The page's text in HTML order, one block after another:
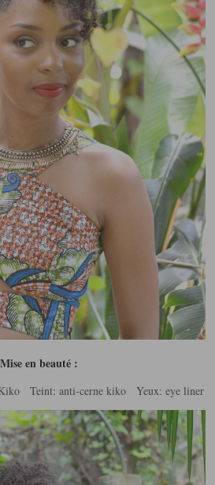
Mise en beauté :
Teint: anti-cerne kiko Yeux: eye liner